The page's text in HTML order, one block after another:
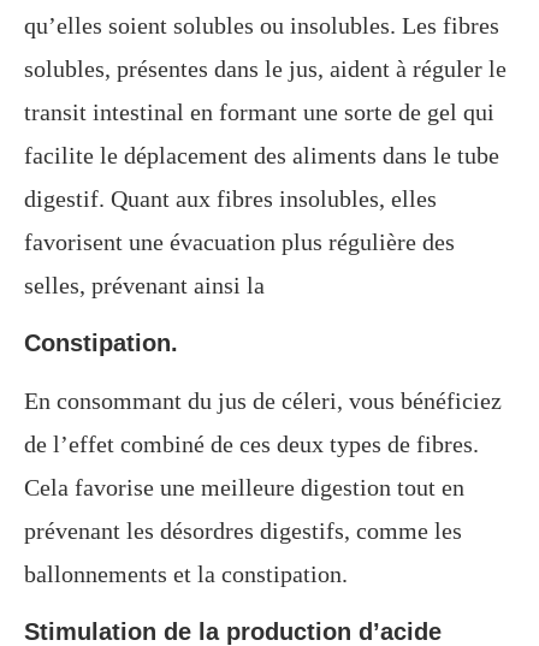
qu’elles soient solubles ou insolubles. Les fibres
solubles, présentes dans le jus, aident à réguler le
transit intestinal en formant une sorte de gel qui
facilite le déplacement des aliments dans le tube
digestif. Quant aux fibres insolubles, elles
favorisent une évacuation plus régulière des
selles, prévenant ainsi la
Constipation.
En consommant du jus de céleri, vous bénéficiez
de l’effet combiné de ces deux types de fibres.
Cela favorise une meilleure digestion tout en
prévenant les désordres digestifs, comme les
ballonnements et la constipation.
Stimulation de la production d’acide